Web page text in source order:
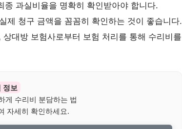
종 과실비율을 명확히 확인받아야 합니다.
제 청구 금액을 꼼꼼히 확인하는 것이 좋습니다.
대방 보험사로부터 보험 처리를 통해 수리비를
정보
게 수리비 분담하는 법
자세히 확인하세요.